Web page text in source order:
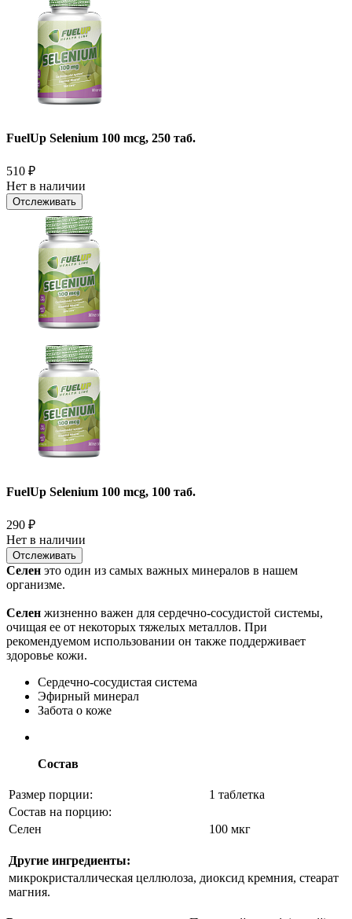
FuelUp Selenium 100 mcg, 250 таб.
510 ₽
Нет в наличии
Отслеживать
FuelUp Selenium 100 mcg, 100 таб.
290 ₽
Нет в наличии
Отслеживать
Селен это один из самых важных минералов в нашем
организме.
Селен жизненно важен для сердечно-сосудистой системы,
очищая ее от некоторых тяжелых металлов. При
рекомендуемом использовании он также поддерживает
здоровье кожи.
Сердечно-сосудистая система
Эфирный минерал
Забота о коже
Состав
Размер порции:
1 таблетка
Состав на порцию:
Селен
100 мкг
Другие ингредиенты:
микрокристаллическая целлюлоза, диоксид кремния, стеарат
магния.